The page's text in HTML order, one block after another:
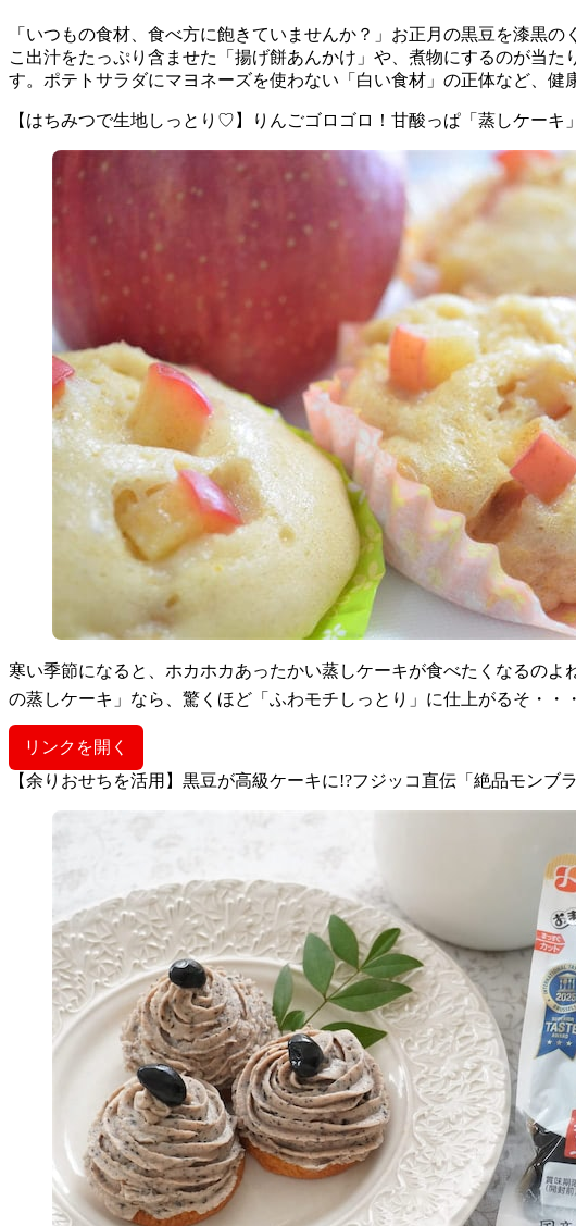
「いつもの食材、食べ方に飽きていませんか？」お正月の黒豆を漆黒
こ出汁をたっぷり含ませた「揚げ餅あんかけ」や、煮物にするのが当
す。ポテトサラダにマヨネーズを使わない「白い食材」の正体など、健
【はちみつで生地しっとり♡】りんごゴロゴロ！甘酸っぱ「蒸しケーキ
寒い季節になると、ホカホカあったかい蒸しケーキが食べたくなるの
の蒸しケーキ」なら、驚くほど「ふわモチしっとり」に仕上がるそ・・・
リンクを開く
【余りおせちを活用】黒豆が高級ケーキに!?フジッコ直伝「絶品モン